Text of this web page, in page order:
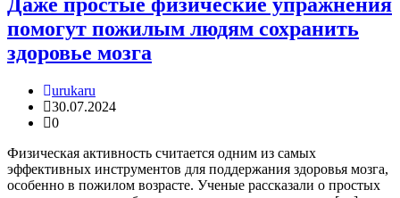
помогут пожилым людям сохранить
здоровье мозга
urukaru
30.07.2024
0
Физическая активность считается одним из самых
эффективных инструментов для поддержания здоровья мозга,
особенно в пожилом возрасте. Ученые рассказали о простых